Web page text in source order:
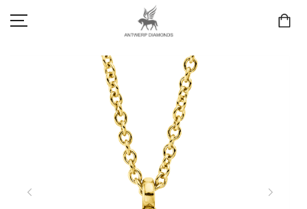
ANTWERP DIAMONDS LUXURY COLLECTION